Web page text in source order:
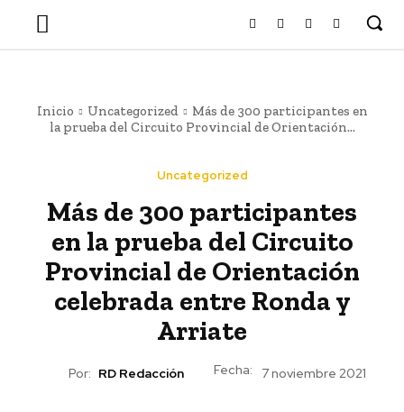
Inicio Uncategorized
Más de 300 participantes en
la prueba del Circuito Provincial de Orientación...
Uncategorized
Más de 300 participantes
en la prueba del Circuito
Provincial de Orientación
celebrada entre Ronda y
Arriate
Por: RD Redacción Fecha: 7 noviembre 2021